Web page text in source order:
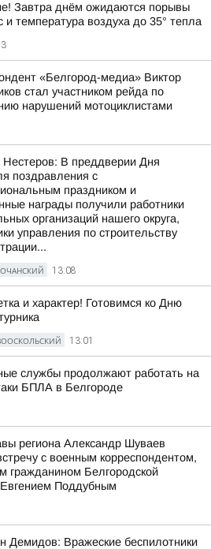
Завтра днём ожидаются порывы
и температура воздуха до 35° тепла
«Белгород-медиа» Виктор
стал участником рейда по
нарушений мотоциклистами
Нестеров: В преддверии Дня
поздравления с
праздником и
награды получили работники
организаций нашего округа,
управления по строительству
13:08
и характер! Готовимся ко Дню
13:01
службы продолжают работать на
БПЛА в Белгороде
региона Александр Шуваев
с военным корреспондентом,
гражданином Белгородской
Поддубным
Демидов: Вражеские беспилотники